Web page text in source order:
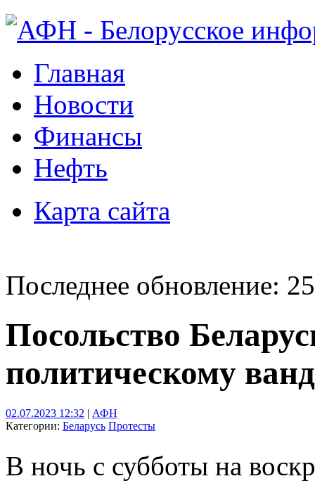
Главная
Новости
Финансы
Нефть
Карта сайта
Последнее обновление:
Посольство
политическому
02.07.2023 12:32 | АФН
Категории: Беларусь Протесты
В ночь с субботы на